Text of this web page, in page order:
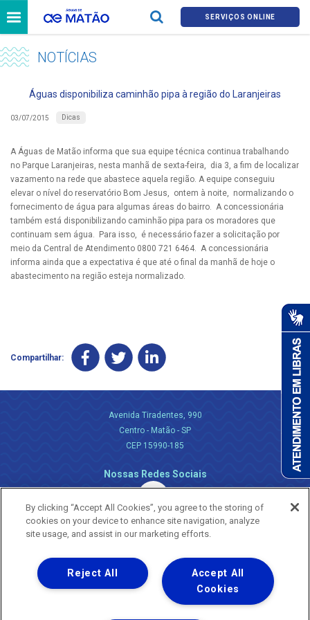
SERVIÇOS ONLINE
NOTÍCIAS
Águas disponibiliza caminhão pipa à região do Laranjeiras
03/07/2015 Dicas
A Águas de Matão informa que sua equipe técnica continua trabalhando
no Parque Laranjeiras, nesta manhã de sexta-feira, dia 3, a fim de localizar
vazamento na rede que abastece aquela região. A equipe conseguiu
elevar o nível do reservatório Bom Jesus, ontem à noite, normalizando o
fornecimento de água para algumas áreas do bairro. A concessionária
também está disponibilizando caminhão pipa para os moradores que
continuam sem água. Para isso, é necessário fazer a solicitação por
meio da Central de Atendimento 0800 721 6464. A concessionária
informa ainda que a expectativa é que até o final da manhã de hoje o
abastecimento na região esteja normalizado.
Compartilhar:
Avenida Tiradentes, 990
Centro - Matão - SP
CEP 15990-185
Nossas Redes Sociais
Uma empresa
Copyright ® 2026 - Todos os Direitos Reservados.
Nossa natureza movimenta a vida
By clicking “Accept All Cookies”, you agree to the storing of
cookies on your device to enhance site navigation, analyze
site usage, and assist in our marketing efforts.
Accept All
Cookies
Reject All